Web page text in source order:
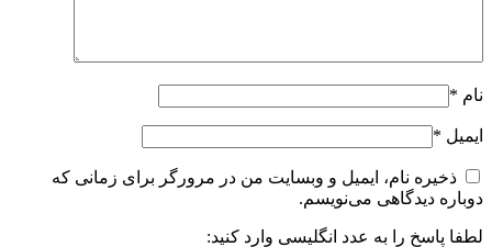
نام *
ایمیل *
ذخیره نام، ایمیل و وبسایت من در مرورگر برای زمانی که
دوباره دیدگاهی می‌نویسم.
لطفا پاسخ را به عدد انگلیسی وارد کنید: